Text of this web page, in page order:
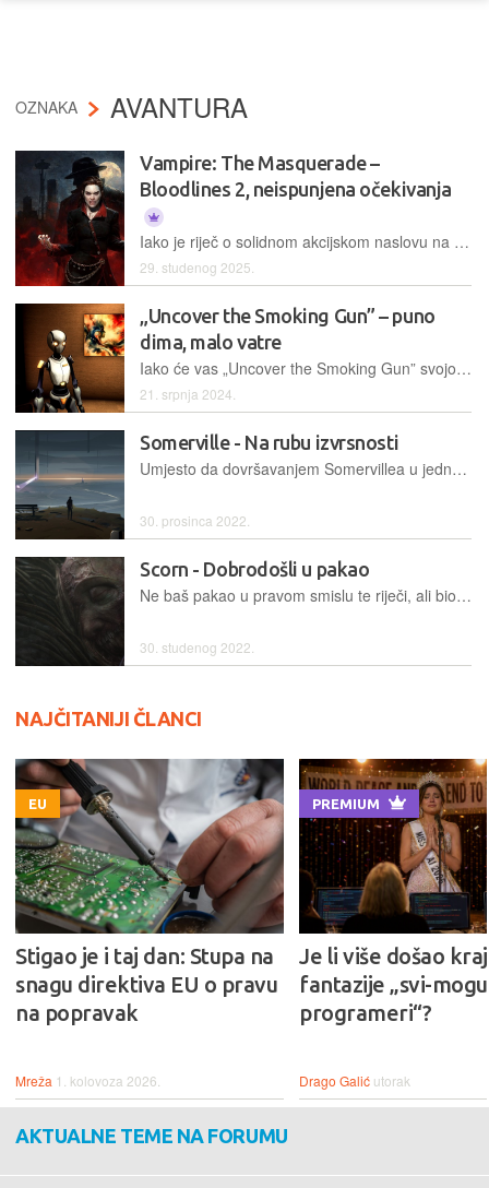
OZNAKA AVANTURA
Vampire: The Masquerade –
Bloodlines 2, neispunjena očekivanja
Iako je riječ o solidnom akcijskom naslovu na temu vampira, vjerni fanovi Bloodlinesa vjerojatno će željeti što prije zaboraviti na ovaj nastavak i ponovno zaigrati original
29. studenog 2025.
„Uncover the Smoking Gun” – puno
dima, malo vatre
Iako će vas „Uncover the Smoking Gun” svojom nesvakidašnjom igraćom mehanikom na prvu definitivno privući, jednom kada ga odigrate teško da ćete mu se ponovno vraćati.
21. srpnja 2024.
Somerville - Na rubu izvrsnosti
Umjesto da dovršavanjem Somervillea u jedno popodne zaključimo ovu priču i posvetimo se drugim zanimacijama, družili smo se s njime još nekoliko dana pokušavajući proniknuti "čudan" završetak
30. prosinca 2022.
Scorn - Dobrodošli u pakao
Ne baš pakao u pravom smislu te riječi, ali biomehanički svijet kakav nam predstavlja Scorn, svakako je jedno od najimpresivnijih horor okruženja iz kojeg smo u dugotrajnoj gamerskoj karijeri pokušali pronaći izlaz
30. studenog 2022.
NAJČITANIJI ČLANCI
EU
Stigao je i taj dan: Stupa na
snagu direktiva EU o pravu
na popravak
Mreža 1. kolovoza 2026.
PREMIUM
Je li više došao kraj
fantazije „svi-
programeri“?
Drago Galić utorak
AKTUALNE TEME NA FORUMU